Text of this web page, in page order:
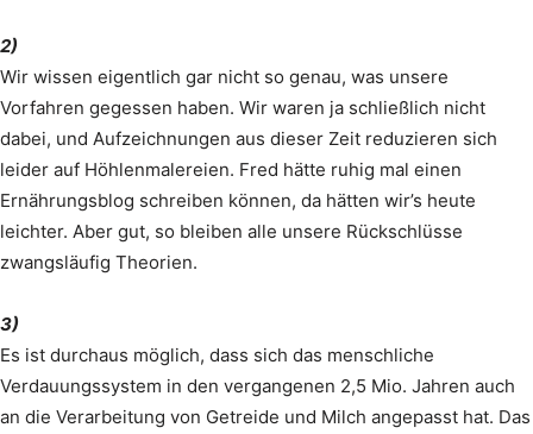
2)
Wir wissen eigentlich gar nicht so genau, was unsere
Vorfahren gegessen haben. Wir waren ja schließlich nicht
dabei, und Aufzeichnungen aus dieser Zeit reduzieren sich
leider auf Höhlenmalereien. Fred hätte ruhig mal einen
Ernährungsblog schreiben können, da hätten wir’s heute
leichter. Aber gut, so bleiben alle unsere Rückschlüsse
zwangsläufig Theorien.
3)
Es ist durchaus möglich, dass sich das menschliche
Verdauungssystem in den vergangenen 2,5 Mio. Jahren auch
an die Verarbeitung von Getreide und Milch angepasst hat. Das